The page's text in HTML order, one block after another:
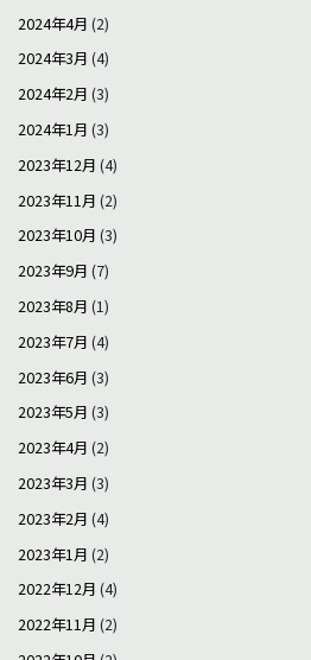
2024年4月 (2)
2024年3月 (4)
2024年2月 (3)
2024年1月 (3)
2023年12月 (4)
2023年11月 (2)
2023年10月 (3)
2023年9月 (7)
2023年8月 (1)
2023年7月 (4)
2023年6月 (3)
2023年5月 (3)
2023年4月 (2)
2023年3月 (3)
2023年2月 (4)
2023年1月 (2)
2022年12月 (4)
2022年11月 (2)